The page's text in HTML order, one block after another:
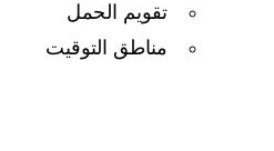
تقويم الحمل
مناطق التوقيت